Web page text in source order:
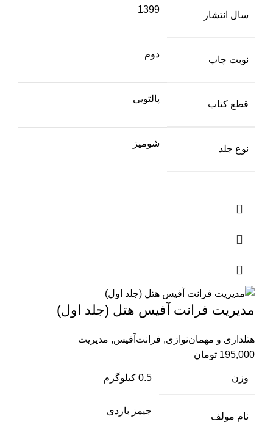
سال انتشار
1399
نوبت چاپ
دوم
قطع کتاب
پالتویی
نوع جلد
شومیز
مدیریت فرانت آفیس هتل (جلد اول)
هتلداری و مهمان‌نوازی, فرانت‌آفیس, مدیریت
195,000 تومان
وزن 0.5 کیلوگرم
نام مولف
جیمز باردی